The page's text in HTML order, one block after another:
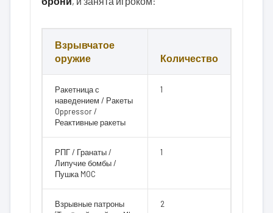
Взрывчатое
оружие
Количество
Ракетница с
наведением / Ракеты
Oppressor /
Реактивные ракеты
1
РПГ / Гранаты /
Липучие бомбы /
Пушка MOC
1
Взрывные патроны
2